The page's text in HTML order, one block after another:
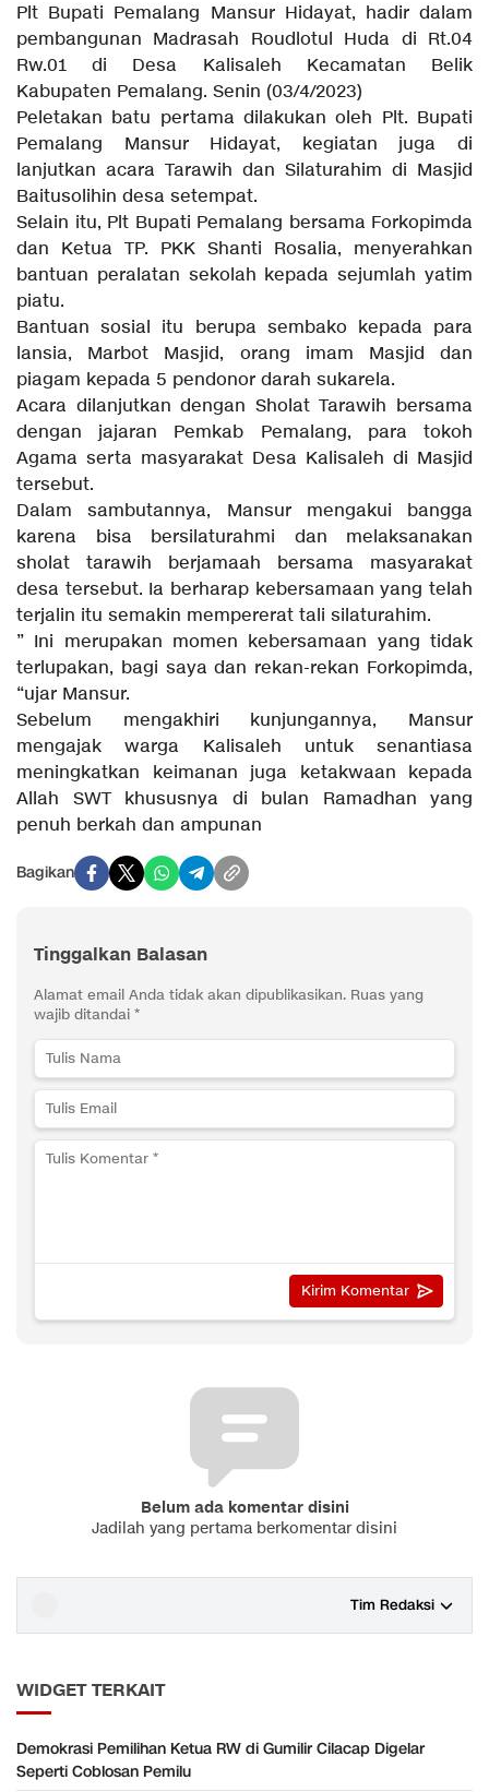
Plt Bupati Pemalang Mansur Hidayat, hadir dalam
pembangunan Madrasah Roudlotul Huda di Rt.04
Rw.01 di Desa Kalisaleh Kecamatan Belik
Kabupaten Pemalang. Senin (03/4/2023)
Peletakan batu pertama dilakukan oleh Plt. Bupati
Pemalang Mansur Hidayat, kegiatan juga di
lanjutkan acara Tarawih dan Silaturahim di Masjid
Baitusolihin desa setempat.
Selain itu, Plt Bupati Pemalang bersama Forkopimda
dan Ketua TP. PKK Shanti Rosalia, menyerahkan
bantuan peralatan sekolah kepada sejumlah yatim
piatu.
Bantuan sosial itu berupa sembako kepada para
lansia, Marbot Masjid, orang imam Masjid dan
piagam kepada 5 pendonor darah sukarela.
Acara dilanjutkan dengan Sholat Tarawih bersama
dengan jajaran Pemkab Pemalang, para tokoh
Agama serta masyarakat Desa Kalisaleh di Masjid
tersebut.
Dalam sambutannya, Mansur mengakui bangga
karena bisa bersilaturahmi dan melaksanakan
sholat tarawih berjamaah bersama masyarakat
desa tersebut. Ia berharap kebersamaan yang telah
terjalin itu semakin mempererat tali silaturahim.
” Ini merupakan momen kebersamaan yang tidak
terlupakan, bagi saya dan rekan-rekan Forkopimda,
“ujar Mansur.
Sebelum mengakhiri kunjungannya, Mansur
mengajak warga Kalisaleh untuk senantiasa
meningkatkan keimanan juga ketakwaan kepada
Allah SWT khususnya di bulan Ramadhan yang
penuh berkah dan ampunan
Bagikan
Tinggalkan Balasan
Alamat email Anda tidak akan dipublikasikan. Ruas yang
wajib ditandai *
Belum ada komentar disini
Jadilah yang pertama berkomentar disini
Tim Redaksi
WIDGET TERKAIT
Demokrasi Pemilihan Ketua RW di Gumilir Cilacap Digelar
Seperti Coblosan Pemilu